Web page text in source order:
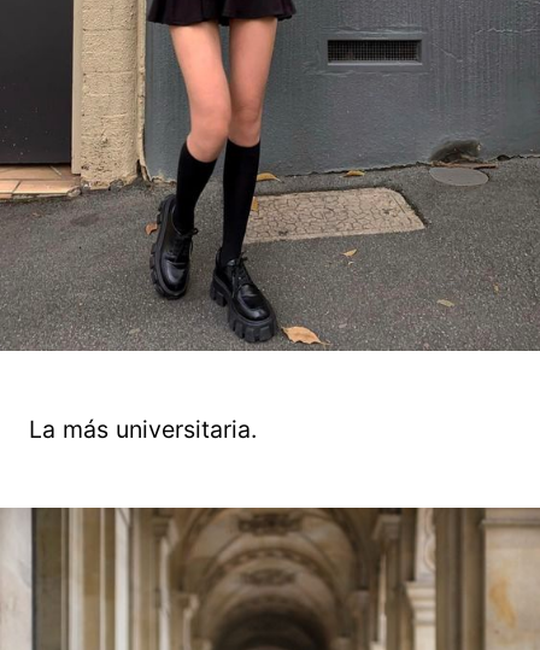
La más universitaria.